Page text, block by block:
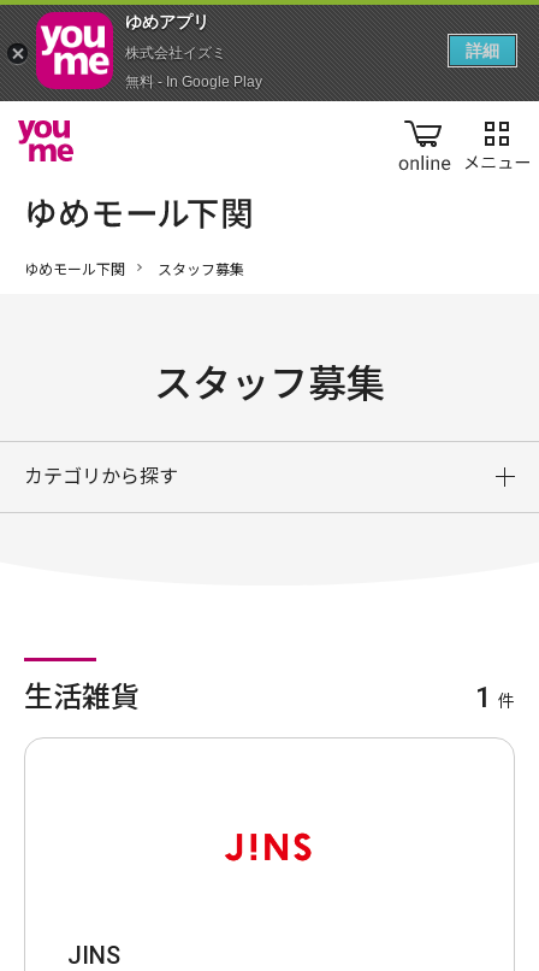
online
ゆめモール下関 スタッフ募集
スタッフ募集
カテゴリから探す
生活雑貨 1 件
JINS
ゆめアプ‪リ‬
株式会社イズミ
無料 - In Google Play
詳細